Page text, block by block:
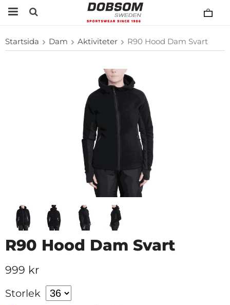
Startsida Dam Aktiviteter R90 Hood Dam Svart
R90 Hood Dam Svart
999 kr
Storlek